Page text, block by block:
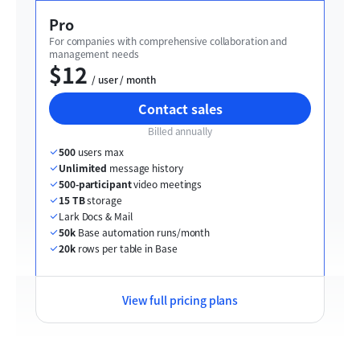
Pro
For companies with comprehensive collaboration and
management needs
$12
  / user / month
Contact sales
Billed annually
500 users max
Unlimited message history
500-participant video meetings
15 TB storage
Lark Docs & Mail
50k Base automation runs/month
20k rows per table in Base
View full pricing plans